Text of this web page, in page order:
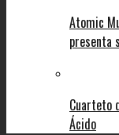
Atomic
presenta
Cuarteto
Ácido